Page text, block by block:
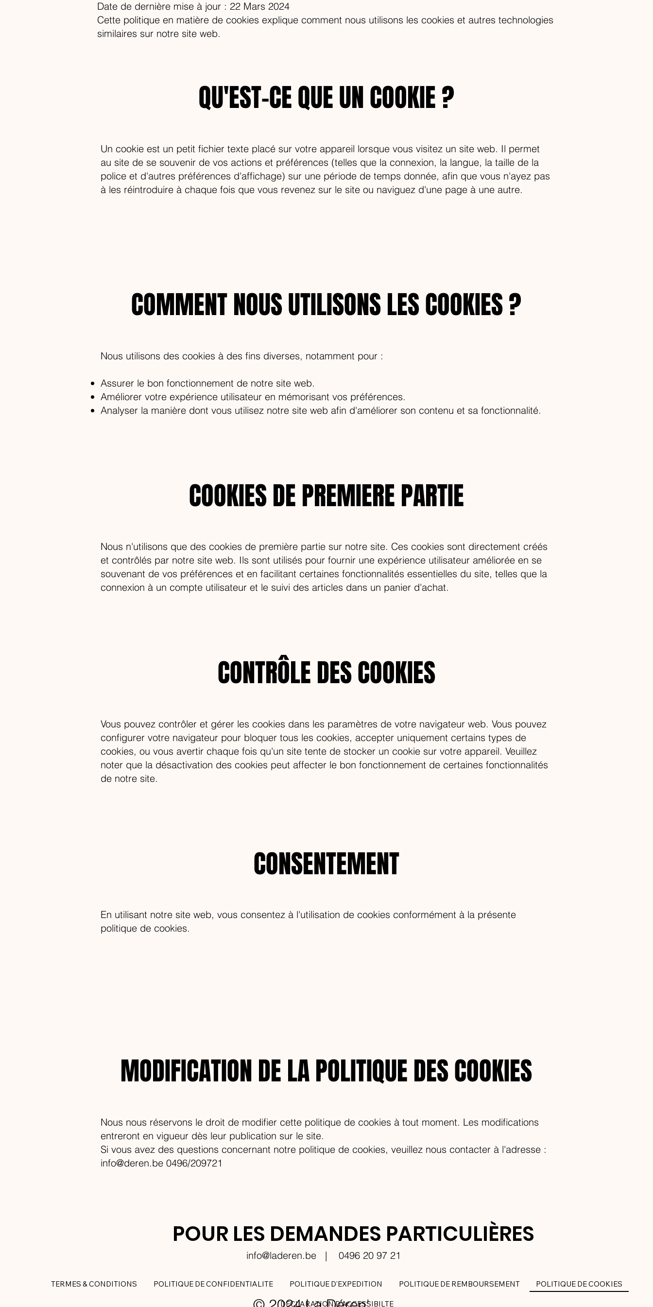
Date de dernière mise à jour : 22 Mars 2024
Cette politique en matière de cookies explique comment nous utilisons les cookies et autres technologies
similaires sur notre site web.
QU'EST-CE QUE UN COOKIE ?
Un cookie est un petit fichier texte placé sur votre appareil lorsque vous visitez un site web. Il permet
au site de se souvenir de vos actions et préférences (telles que la connexion, la langue, la taille de la
police et d'autres préférences d'affichage) sur une période de temps donnée, afin que vous n'ayez pas
à les réintroduire à chaque fois que vous revenez sur le site ou naviguez d'une page à une autre.
COMMENT NOUS UTILISONS LES COOKIES ?
Nous utilisons des cookies à des fins diverses, notamment pour :
Assurer le bon fonctionnement de notre site web.
Améliorer votre expérience utilisateur en mémorisant vos préférences.
Analyser la manière dont vous utilisez notre site web afin d'améliorer son contenu et sa fonctionnalité.
COOKIES DE PREMIERE PARTIE
Nous n'utilisons que des cookies de première partie sur notre site. Ces cookies sont directement créés
et contrôlés par notre site web. Ils sont utilisés pour fournir une expérience utilisateur améliorée en se
souvenant de vos préférences et en facilitant certaines fonctionnalités essentielles du site, telles que la
connexion à un compte utilisateur et le suivi des articles dans un panier d'achat.
CONTRÔLE DES COOKIES
Vous pouvez contrôler et gérer les cookies dans les paramètres de votre navigateur web. Vous pouvez
configurer votre navigateur pour bloquer tous les cookies, accepter uniquement certains types de
cookies, ou vous avertir chaque fois qu'un site tente de stocker un cookie sur votre appareil. Veuillez
noter que la désactivation des cookies peut affecter le bon fonctionnement de certaines fonctionnalités
de notre site.
CONSENTEMENT
En utilisant notre site web, vous consentez à l'utilisation de cookies conformément à la présente
politique de cookies.
MODIFICATION DE LA POLITIQUE DES COOKIES
Nous nous réservons le droit de modifier cette politique de cookies à tout moment. Les modifications
entreront en vigueur dès leur publication sur le site.
Si vous avez des questions concernant notre politique de cookies, veuillez nous contacter à l'adresse :
info@deren.be 0496/209721
POUR LES DEMANDES PARTICULIÈRES
info@laderen.be | 0496 20 97 21
TERMES & CONDITIONS POLITIQUE DE CONFIDENTIALITE POLITIQUE D'EXPEDITION POLITIQUE DE REMBOURSEMENT POLITIQUE DE COOKIES
DECLARATION D'ACCESSIBILTE